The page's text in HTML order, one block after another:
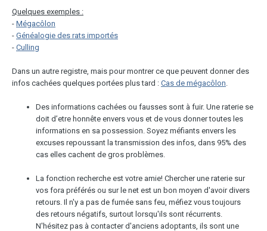
Quelques exemples :
- Mégacôlon
- Généalogie des rats importés
- Culling
Dans un autre registre, mais pour montrer ce que peuvent donner des
infos cachées quelques portées plus tard : Cas de mégacôlon
Des informations cachées ou fausses sont à fuir. Une raterie se
doit d’etre honnête envers vous et de vous donner toutes les
informations en sa possession. Soyez méfiants envers les
excuses repoussant la transmission des infos, dans 95% des
cas elles cachent de gros problèmes.
La fonction recherche est votre amie! Chercher une raterie sur
vos fora préférés ou sur le net est un bon moyen d'avoir divers
retours. Il n'y a pas de fumée sans feu, méfiez vous toujours
des retours négatifs, surtout lorsqu'ils sont récurrents.
N'hésitez pas à contacter d'anciens adoptants, ils sont une